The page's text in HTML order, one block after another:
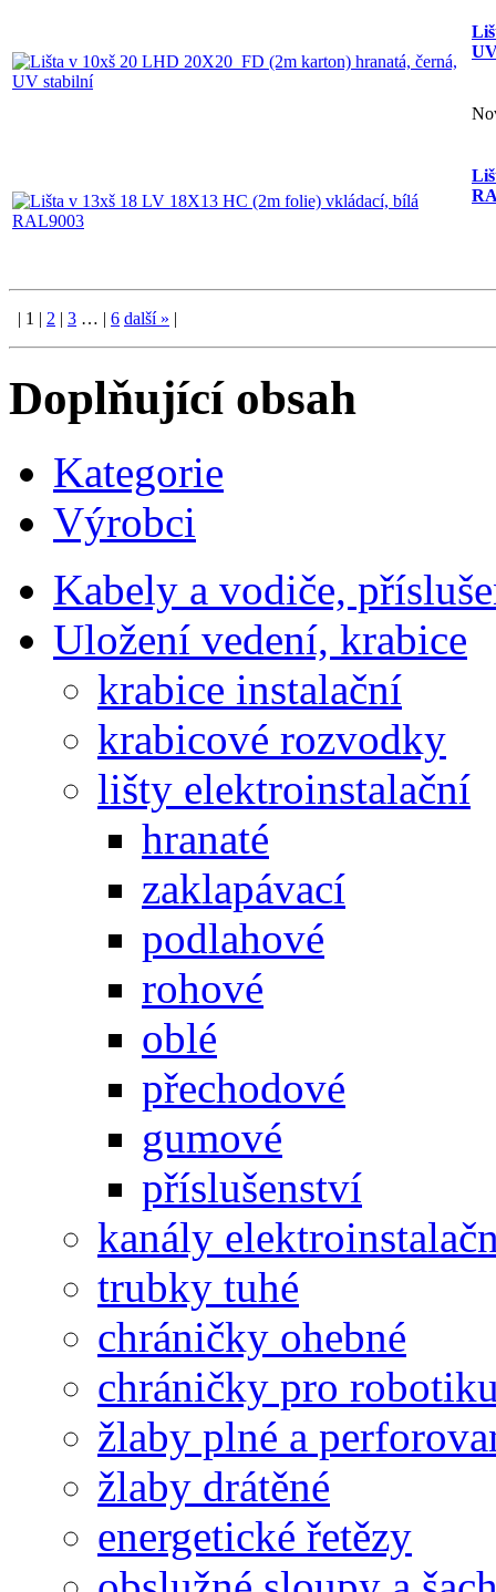
1 2 3 … 6 další »
Doplňující obsah
Kategorie
Výrobci
Kabely a vodiče,
Uložení vedení, krabice
krabice instalační
krabicové rozvodky
lišty elektroinstalační
hranaté
zaklapávací
podlahové
rohové
oblé
přechodové
gumové
příslušenství
kanály
trubky tuhé
chráničky ohebné
chráničky pro
žlaby plné a
žlaby drátěné
energetické řetězy